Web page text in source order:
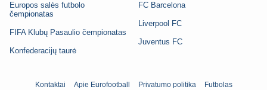
Europos salės futbolo
čempionatas
FIFA Klubų Pasaulio čempionatas
Konfederacijų taurė
FC Barcelona
Liverpool FC
Juventus FC
Kontaktai Apie Eurofootball Privatumo politika Futbolas